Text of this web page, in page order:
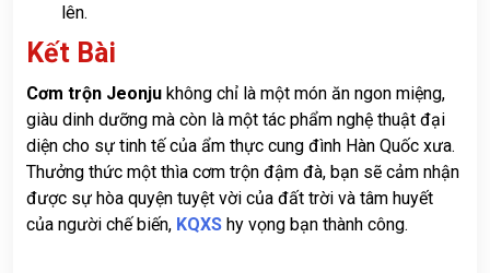
lên.
Kết Bài
Cơm trộn Jeonju không chỉ là một món ăn ngon miệng,
giàu dinh dưỡng mà còn là một tác phẩm nghệ thuật đại
diện cho sự tinh tế của ẩm thực cung đình Hàn Quốc xưa.
Thưởng thức một thìa cơm trộn đậm đà, bạn sẽ cảm nhận
được sự hòa quyện tuyệt vời của đất trời và tâm huyết
của người chế biến, KQXS hy vọng bạn thành công.